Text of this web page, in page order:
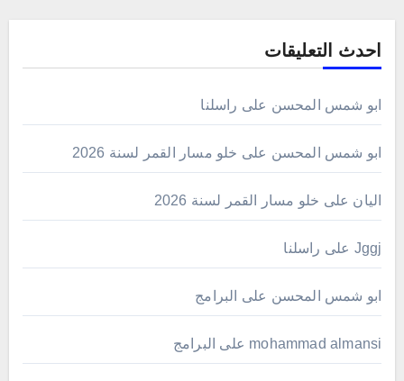
احدث التعليقات
ابو شمس المحسن على راسلنا
ابو شمس المحسن على خلو مسار القمر لسنة 2026
اليان على خلو مسار القمر لسنة 2026
Jggj على راسلنا
ابو شمس المحسن على البرامج
mohammad almansi على البرامج